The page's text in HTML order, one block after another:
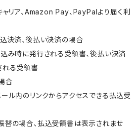
ャリア、Amazon Pay、PayPalより届く利
決済、後払い決済の場合
み時に発行される受領書、後払い決済
れる受領書
合
ル内のリンクからアクセスできる払込受
の場合、払込受領書は表示されませ